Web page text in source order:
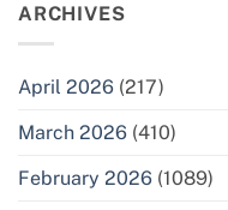
ARCHIVES
April 2026 (217)
March 2026 (410)
February 2026 (1089)